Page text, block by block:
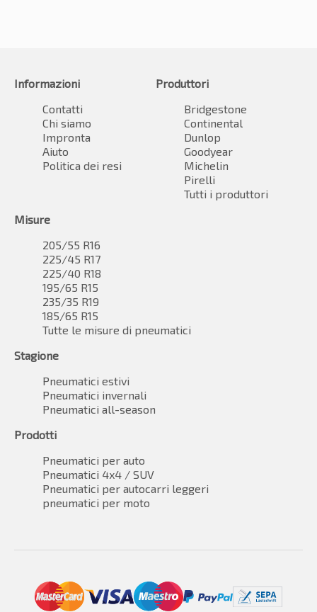
Informazioni
Contatti
Chi siamo
Impronta
Aiuto
Politica dei resi
Produttori
Bridgestone
Continental
Dunlop
Goodyear
Michelin
Pirelli
Tutti i produttori
Misure
205/55 R16
225/45 R17
225/40 R18
195/65 R15
235/35 R19
185/65 R15
Tutte le misure di pneumatici
Stagione
Pneumatici estivi
Pneumatici invernali
Pneumatici all-season
Prodotti
Pneumatici per auto
Pneumatici 4x4 / SUV
Pneumatici per autocarri leggeri
pneumatici per moto